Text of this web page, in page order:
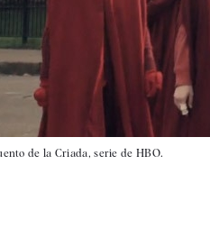
de la Criada, serie de HBO.